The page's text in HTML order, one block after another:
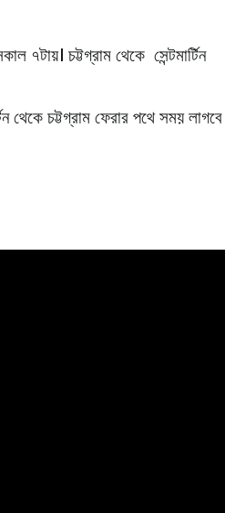
৭টায়। চট্টগ্রাম থেকে সেন্টমার্টিন
থেকে চট্টগ্রাম ফেরার পথে সময় লাগবে